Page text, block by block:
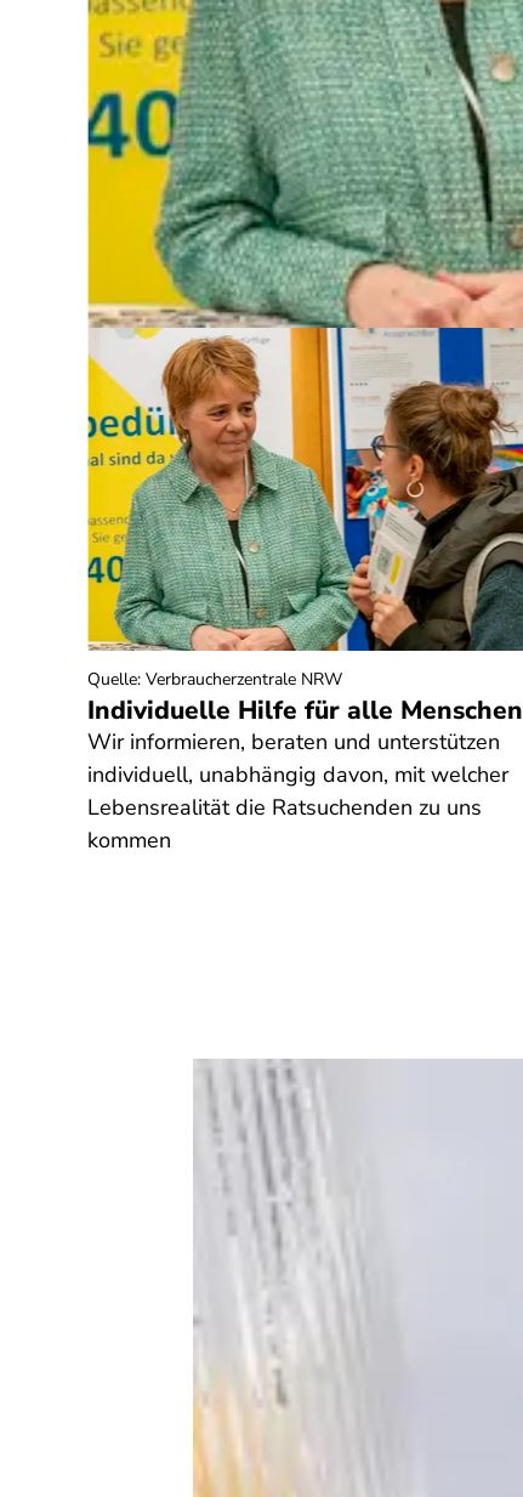
Individuelle Hilfe für alle Menschen
Wir informieren, beraten und unterstützen
individuell, unabhängig davon, mit welcher
Lebensrealität die Ratsuchenden zu uns
kommen
Quelle: Verbraucherzentrale NRW